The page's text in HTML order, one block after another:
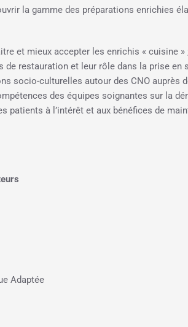
la gamme des préparations enrichies
et mieux accepter les enrichis « cuisine »
de restauration et leur rôle dans la prise en
socio-culturelles autour des CNO auprès
des équipes soignantes sur la
patients à l’intérêt et aux bénéfices de
Adaptée